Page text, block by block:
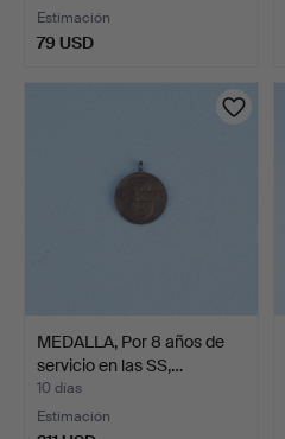
Estimación
79 USD
MEDALLA, Por 8 años de
servicio en las SS,…
10 días
Estimación